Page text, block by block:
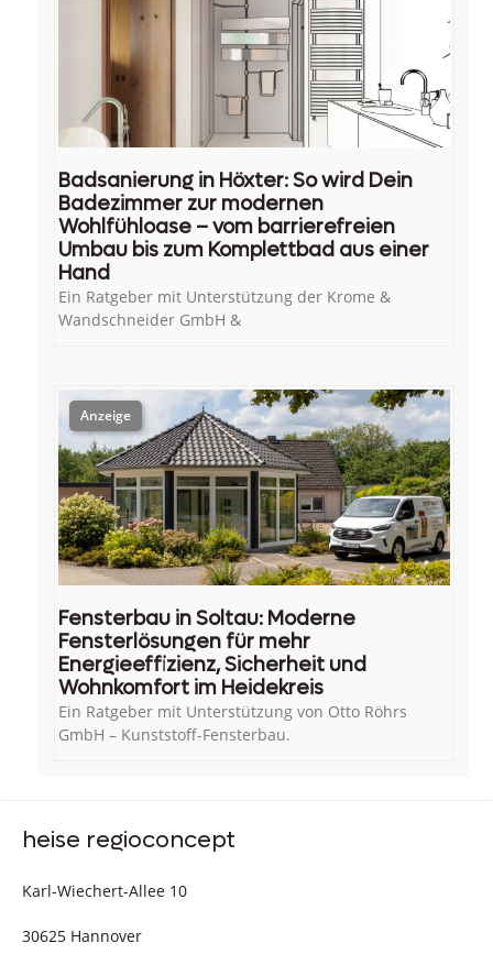
Badsanierung in Höxter: So wird Dein
Badezimmer zur modernen
Wohlfühloase – vom barrierefreien
Umbau bis zum Komplettbad aus einer
Hand
Ein Ratgeber mit Unterstützung der Krome &
Wandschneider GmbH &
Fensterbau in Soltau: Moderne
Fensterlösungen für mehr
Energieeffizienz, Sicherheit und
Wohnkomfort im Heidekreis
Ein Ratgeber mit Unterstützung von Otto Röhrs
GmbH – Kunststoff-Fensterbau.
heise regioconcept
Karl-Wiechert-Allee 10
30625 Hannover